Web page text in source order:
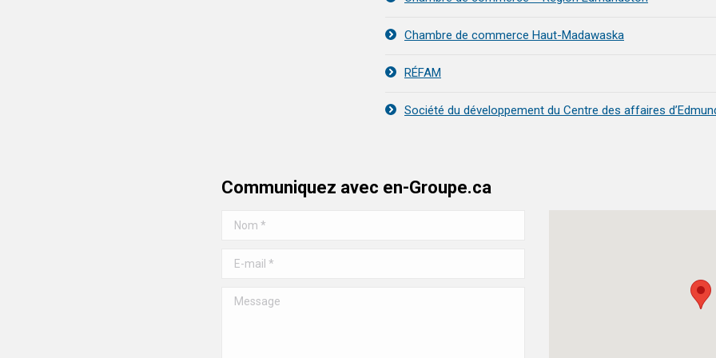
Chambre de commerce Haut-Madawaska
RÉFAM
Société du développement du Centre des affaires
Communiquez avec en-Groupe.ca
Nom *
E-mail *
Message